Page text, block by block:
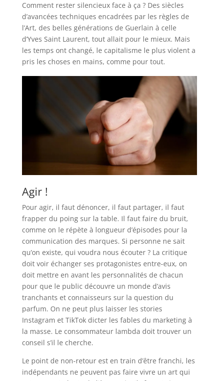
Comment rester silencieux face à ça ? Des siècles
d’avancées techniques encadrées par les règles de
l’Art, des belles générations de Guerlain à celle
d’Yves Saint Laurent, tout allait pour le mieux. Mais
les temps ont changé, le capitalisme le plus violent a
pris les choses en mains, comme pour tout.
Agir !
Pour agir, il faut dénoncer, il faut partager, il faut
frapper du poing sur la table. Il faut faire du bruit,
comme on le répète à longueur d’épisodes pour la
communication des marques. Si personne ne sait
qu’on existe, qui voudra nous écouter ? La critique
doit voir échanger ses protagonistes entre-eux, on
doit mettre en avant les personnalités de chacun
pour que le public découvre un monde d’avis
tranchants et connaisseurs sur la question du
parfum. On ne peut plus laisser les stories
Instagram et TikTok dicter les fables du marketing à
la masse. Le consommateur lambda doit trouver un
conseil s’il le cherche.
Le point de non-retour est en train d’être franchi, les
indépendants ne peuvent pas faire vivre un art qui